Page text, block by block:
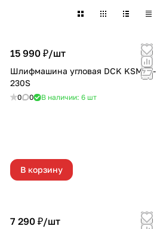
15 990 ₽/шт
Шлифмашина угловая DCK KSM05-
230S
0 0 В наличии: 6 шт
В корзину
7 290 ₽/шт